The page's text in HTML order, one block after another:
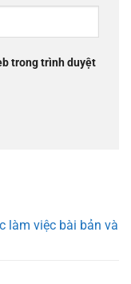
trong trình duyệt
làm việc bài bản và